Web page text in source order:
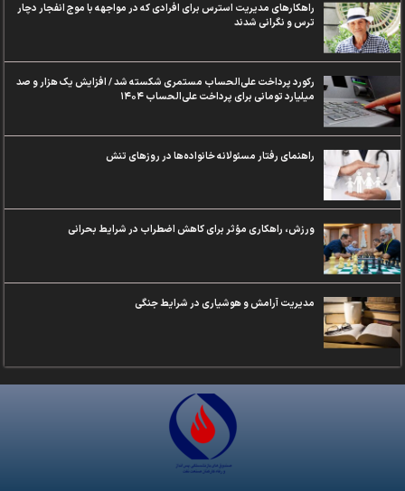
راهکارهای مدیریت استرس برای افرادی که در مواجهه با موج انفجار دچار
ترس و نگرانی شدند
رکورد پرداخت علی‌الحساب مستمری شکسته شد / افزایش یک هزار و صد
میلیارد تومانی برای پرداخت علی‌الحساب ۱۴۰۴
راهنمای رفتار مسئولانه خانواده‌ها در روزهای تنش
ورزش‌، راهکاری مؤثر برای کاهش اضطراب در شرایط بحرانی
مدیریت آرامش و هوشیاری در شرایط جنگی